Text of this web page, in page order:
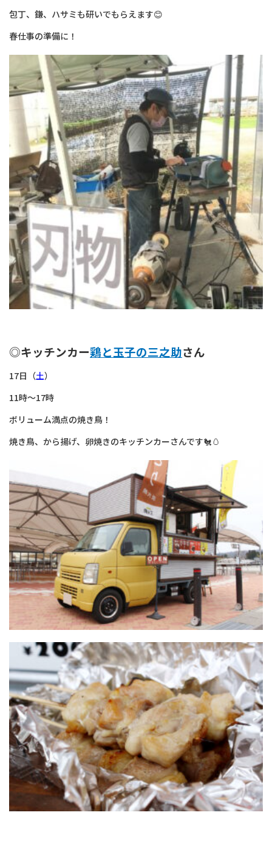
包丁、鎌、ハサミも研いでもらえます😊
春仕事の準備に！
◎キッチンカー鶏と玉子の三之助さん
17日（土）
11時～17時
ボリューム満点の焼き鳥！
焼き鳥、から揚げ、卵焼きのキッチンカーさんです🐔🥚